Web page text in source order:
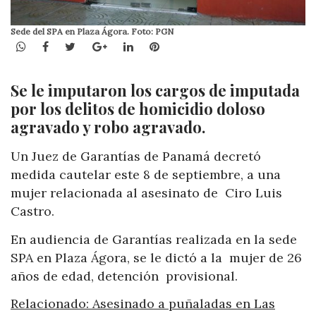
Sede del SPA en Plaza Ágora. Foto: PGN
WhatsApp
Facebook
TwitterGoogle+LinkedInPinterest
Se le imputaron los cargos de imputada
por los delitos de homicidio doloso
agravado y robo agravado.
Un Juez de Garantías de Panamá decretó
medida cautelar este 8 de septiembre, a una
mujer relacionada al asesinato de Ciro Luis
Castro.
En audiencia de Garantías realizada en la sede
SPA en Plaza Ágora, se le dictó a la mujer de 26
años de edad, detención provisional.
Relacionado: Asesinado a puñaladas en Las